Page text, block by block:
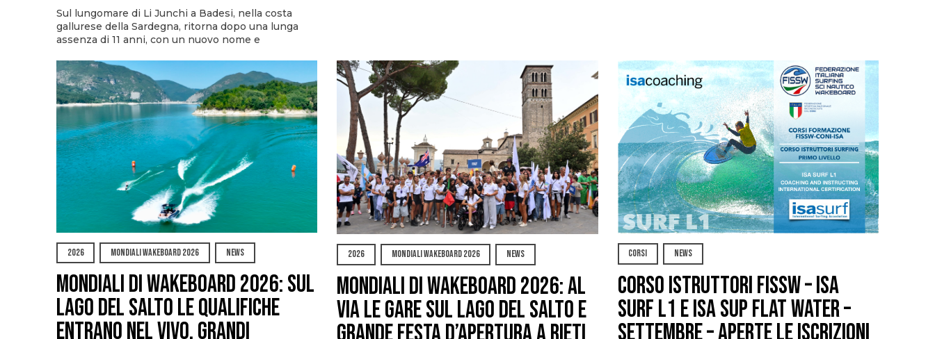
Sul lungomare di Li Junchi a Badesi, nella costa
gallurese della Sardegna, ritorna dopo una lunga
assenza di 11 anni, con un nuovo nome e
2026 MONDIALI WAKEBOARD 2026 NEWS
Mondiali di Wakeboard 2026: sul
Lago del Salto le qualifiche
entrano nel vivo, grandi
2026 MONDIALI WAKEBOARD 2026 NEWS
Mondiali di Wakeboard 2026: al
via le gare sul Lago del Salto e
CORSI NEWS
CORSO ISTRUTTORI FISSW – ISA
SURF L1 e ISA SUP Flat Water –
SETTEMBRE – APERTE LE ISCRIZIONI